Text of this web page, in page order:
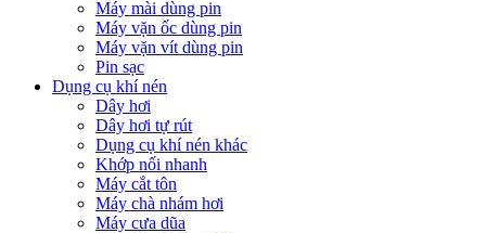
Máy mài dùng pin
Máy vặn ốc dùng pin
Máy vặn vít dùng pin
Pin sạc
Dụng cụ khí nén
Dây hơi
Dây hơi tự rút
Dụng cụ khí nén khác
Khớp nối nhanh
Máy cắt tôn
Máy chà nhám hơi
Máy cưa dũa